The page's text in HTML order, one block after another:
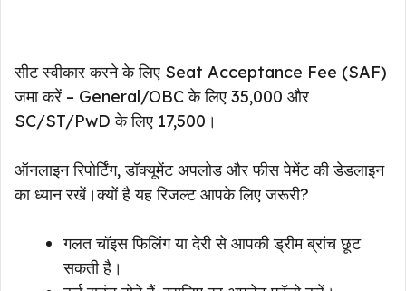
सीट स्वीकार करने के लिए Seat Acceptance Fee (SAF)
जमा करें – General/OBC के लिए ₹35,000 और
SC/ST/PwD के लिए ₹17,500।
ऑनलाइन रिपोर्टिंग, डॉक्यूमेंट अपलोड और फीस पेमेंट की डेडलाइन
का ध्यान रखें।क्यों है यह रिजल्ट आपके लिए जरूरी?
गलत चॉइस फिलिंग या देरी से आपकी ड्रीम ब्रांच छूट
सकती है।